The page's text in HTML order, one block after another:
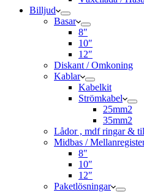
Billjud
Basar
8″
10″
12″
Diskant / Omkoning​
Kablar
Kabelkit
Strömkabel
25mm2
35mm2
Lådor , mdf ringar &
Midbas /
8″
10″
12″
Paketlösningar